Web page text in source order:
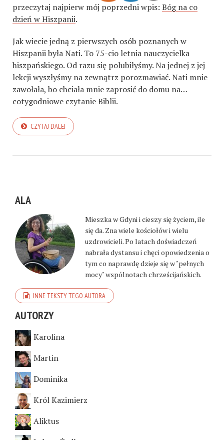
przeczytaj najpierw mój poprzedni wpis: Bóg na co
dzień w Hiszpanii.
Jak wiecie jedną z pierwszych osób poznanych w
Hiszpanii była Nati. To 75-cio letnia nauczycielka
hiszpańskiego. Od razu się polubiłyśmy. Na jednej z jej
lekcji wyszłyśmy na zewnątrz porozmawiać. Nati mnie
zawołała, bo chciała mnie zaprosić do domu na…
cotygodniowe czytanie Biblii.
CZYTAJ DALEJ
ALA
Mieszka w Gdyni i cieszy się życiem, ile
się da. Zna wiele kościołów i wielu
uzdrowicieli. Po latach doświadczeń
nabrała dystansu i chęci opowiedzenia o
tym co naprawdę dzieje się w "pełnych
mocy" wspólnotach chrześcijańskich.
INNE TEKSTY TEGO AUTORA
AUTORZY
Karolina
Martin
Dominika
Król Kazimierz
Aliktus